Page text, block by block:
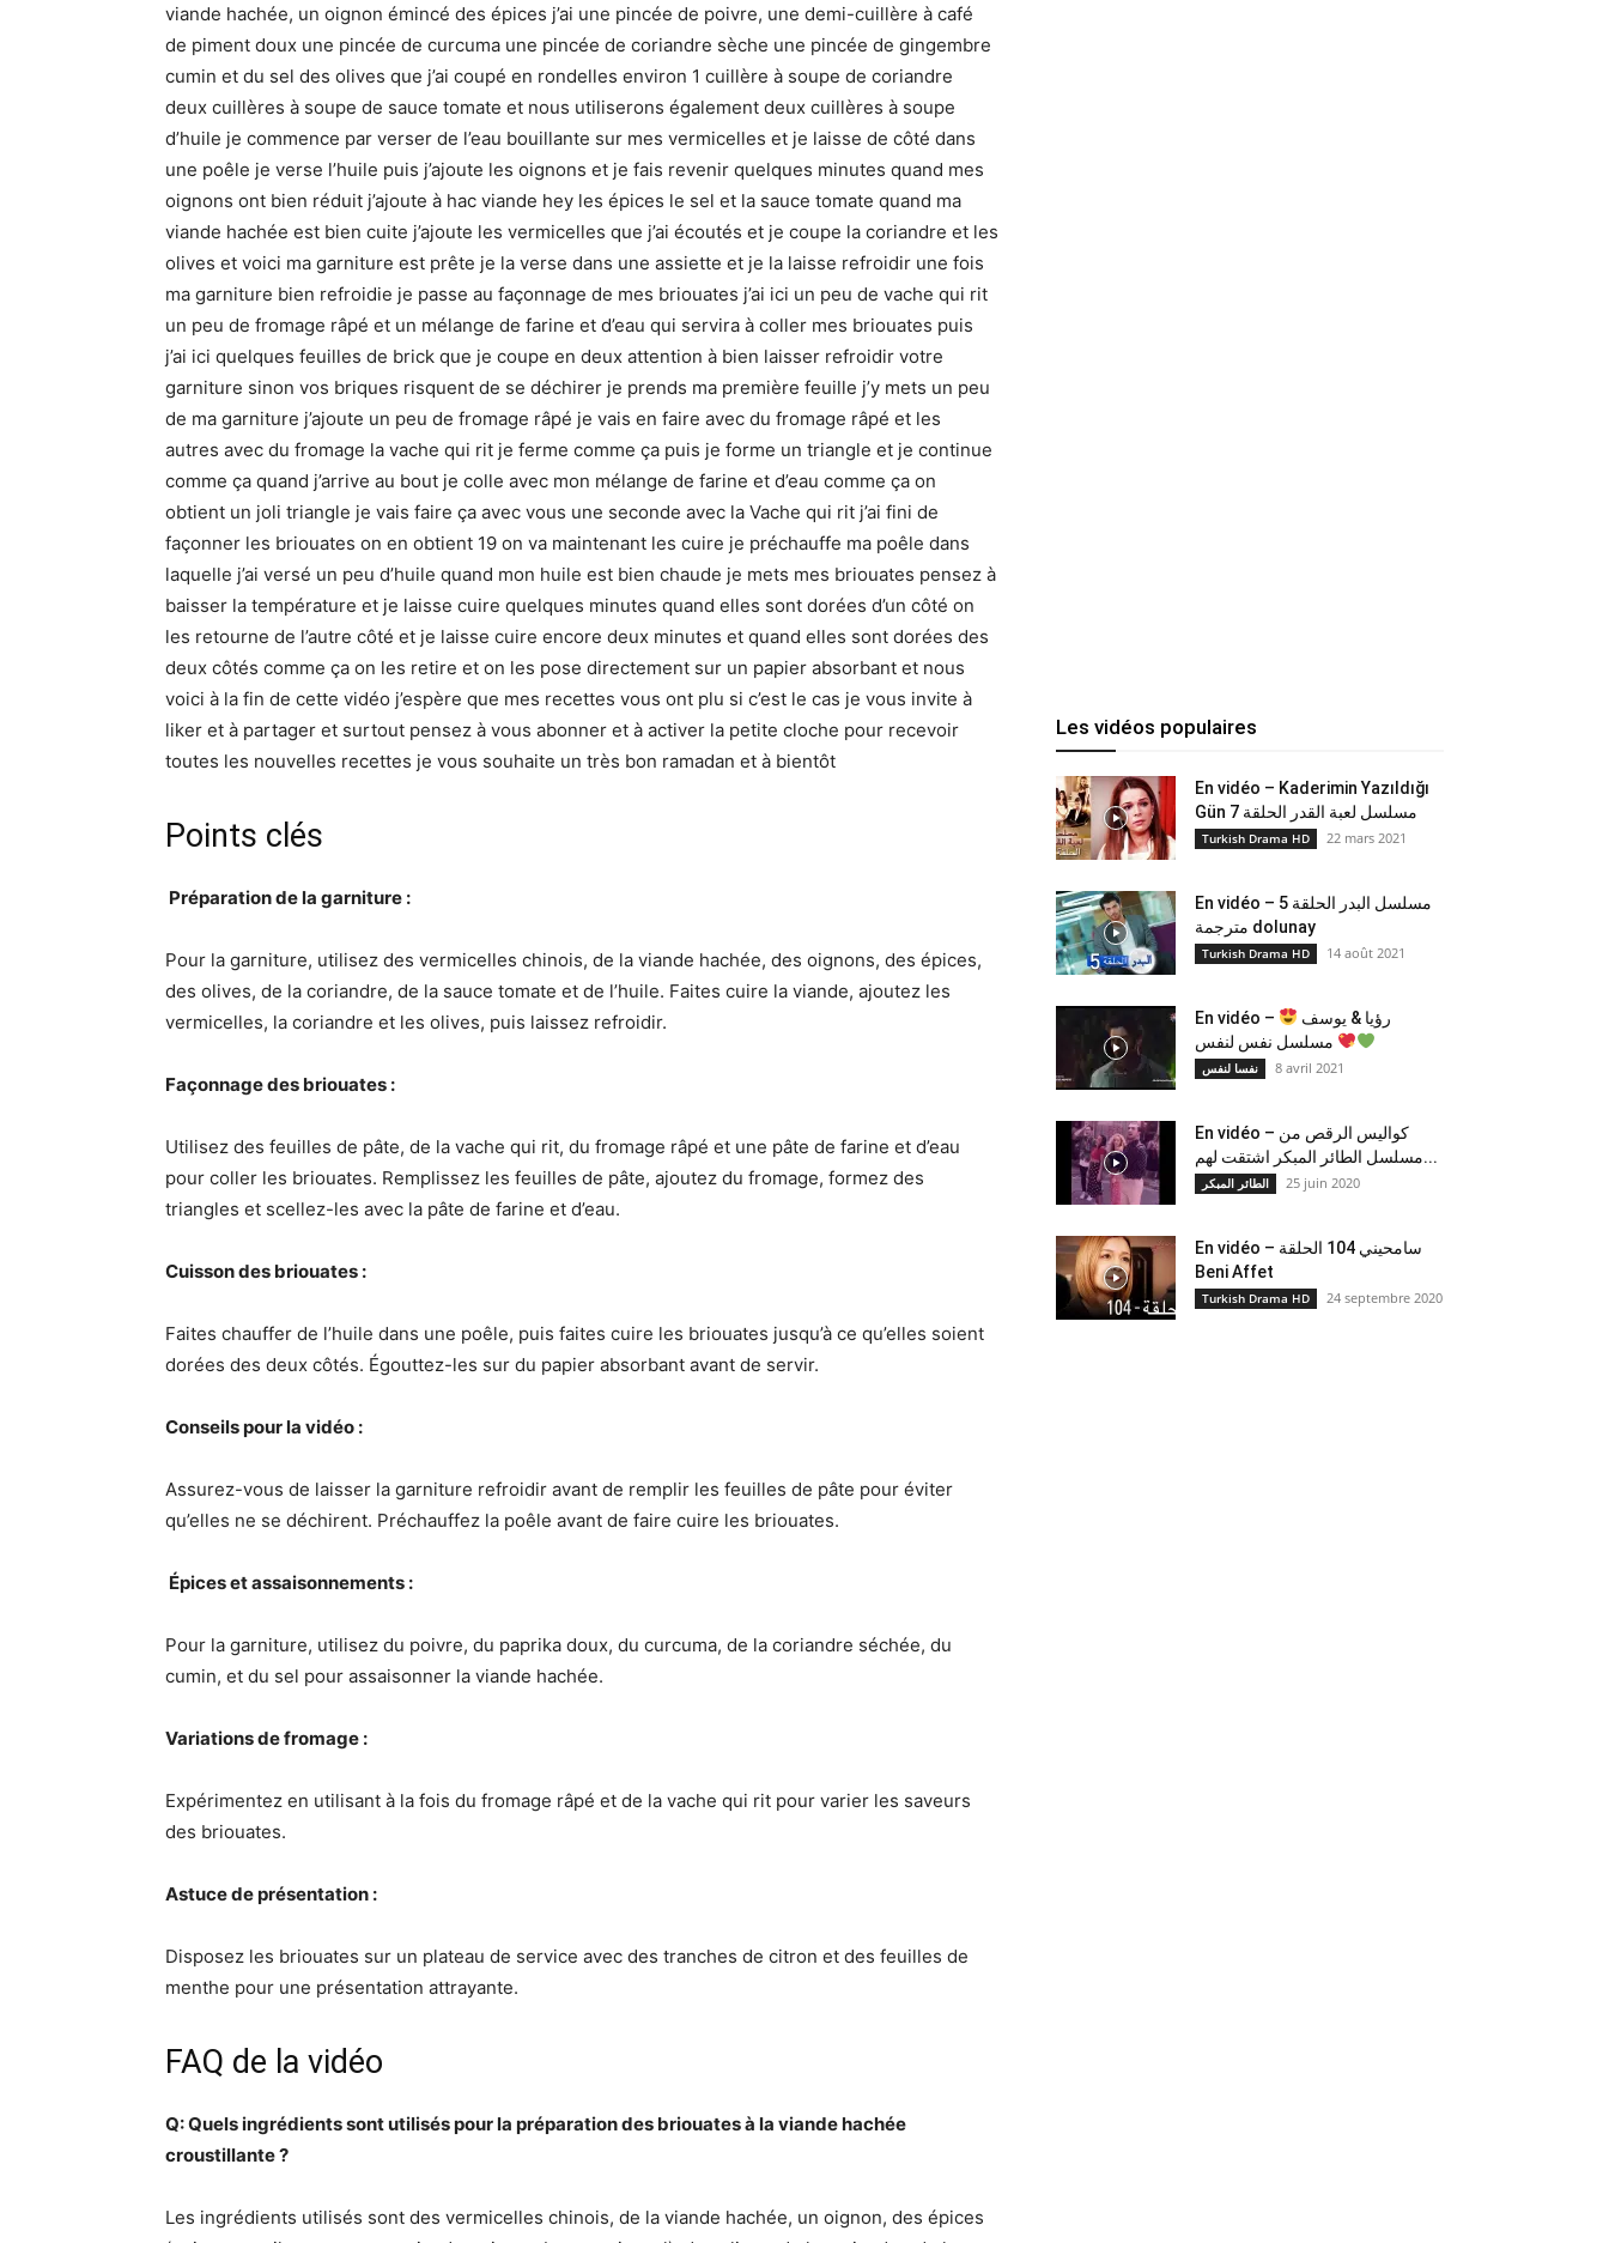
viande hachée, un oignon émincé des épices j’ai une pincée de poivre, une demi-cuillère à café
de piment doux une pincée de curcuma une pincée de coriandre sèche une pincée de gingembre
cumin et du sel des olives que j’ai coupé en rondelles environ 1 cuillère à soupe de coriandre
deux cuillères à soupe de sauce tomate et nous utiliserons également deux cuillères à soupe
d’huile je commence par verser de l’eau bouillante sur mes vermicelles et je laisse de côté dans
une poêle je verse l’huile puis j’ajoute les oignons et je fais revenir quelques minutes quand mes
oignons ont bien réduit j’ajoute à hac viande hey les épices le sel et la sauce tomate quand ma
viande hachée est bien cuite j’ajoute les vermicelles que j’ai écoutés et je coupe la coriandre et les
olives et voici ma garniture est prête je la verse dans une assiette et je la laisse refroidir une fois
ma garniture bien refroidie je passe au façonnage de mes briouates j’ai ici un peu de vache qui rit
un peu de fromage râpé et un mélange de farine et d’eau qui servira à coller mes briouates puis
j’ai ici quelques feuilles de brick que je coupe en deux attention à bien laisser refroidir votre
garniture sinon vos briques risquent de se déchirer je prends ma première feuille j’y mets un peu
de ma garniture j’ajoute un peu de fromage râpé je vais en faire avec du fromage râpé et les
autres avec du fromage la vache qui rit je ferme comme ça puis je forme un triangle et je continue
comme ça quand j’arrive au bout je colle avec mon mélange de farine et d’eau comme ça on
obtient un joli triangle je vais faire ça avec vous une seconde avec la Vache qui rit j’ai fini de
façonner les briouates on en obtient 19 on va maintenant les cuire je préchauffe ma poêle dans
laquelle j’ai versé un peu d’huile quand mon huile est bien chaude je mets mes briouates pensez à
baisser la température et je laisse cuire quelques minutes quand elles sont dorées d’un côté on
les retourne de l’autre côté et je laisse cuire encore deux minutes et quand elles sont dorées des
deux côtés comme ça on les retire et on les pose directement sur un papier absorbant et nous
voici à la fin de cette vidéo j’espère que mes recettes vous ont plu si c’est le cas je vous invite à
liker et à partager et surtout pensez à vous abonner et à activer la petite cloche pour recevoir
toutes les nouvelles recettes je vous souhaite un très bon ramadan et à bientôt
Points clés
️ Préparation de la garniture :
Pour la garniture, utilisez des vermicelles chinois, de la viande hachée, des oignons, des épices,
des olives, de la coriandre, de la sauce tomate et de l’huile. Faites cuire la viande, ajoutez les
vermicelles, la coriandre et les olives, puis laissez refroidir.
Façonnage des briouates :
Utilisez des feuilles de pâte, de la vache qui rit, du fromage râpé et une pâte de farine et d’eau
pour coller les briouates. Remplissez les feuilles de pâte, ajoutez du fromage, formez des
triangles et scellez-les avec la pâte de farine et d’eau.
Cuisson des briouates :
Faites chauffer de l’huile dans une poêle, puis faites cuire les briouates jusqu’à ce qu’elles soient
dorées des deux côtés. Égouttez-les sur du papier absorbant avant de servir.
Conseils pour la vidéo :
Assurez-vous de laisser la garniture refroidir avant de remplir les feuilles de pâte pour éviter
qu’elles ne se déchirent. Préchauffez la poêle avant de faire cuire les briouates.
️ Épices et assaisonnements :
Pour la garniture, utilisez du poivre, du paprika doux, du curcuma, de la coriandre séchée, du
cumin, et du sel pour assaisonner la viande hachée.
Variations de fromage :
Expérimentez en utilisant à la fois du fromage râpé et de la vache qui rit pour varier les saveurs
des briouates.
Astuce de présentation :
Disposez les briouates sur un plateau de service avec des tranches de citron et des feuilles de
menthe pour une présentation attrayante.
FAQ de la vidéo
Q: Quels ingrédients sont utilisés pour la préparation des briouates à la viande hachée
croustillante ?
Les ingrédients utilisés sont des vermicelles chinois, de la viande hachée, un oignon, des épices
Les vidéos populaires
En vidéo – Kaderimin Yazıldığı
Gün مسلسل لعبة القدر الحلقة 7
Turkish Drama HD 22 mars 2021
En vidéo – مسلسل البدر الحلقة 5
مترجمة dolunay
Turkish Drama HD 14 août 2021
En vidéo –
نفسا لنفس 8 avril 2021
En vidéo – كواليس الرقص من
مسلسل الطائر المبكر اشتقت لهم...
الطائر المبكر 25 juin 2020
En vidéo – سامحيني 104 الحلقة
Beni Affet
Turkish Drama HD 24 septembre 2020